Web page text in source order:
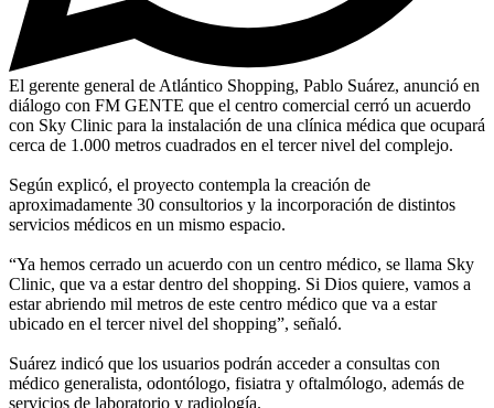
El gerente general de Atlántico Shopping, Pablo Suárez, anunció en
diálogo con FM GENTE que el centro comercial cerró un acuerdo
con Sky Clinic para la instalación de una clínica médica que ocupará
cerca de 1.000 metros cuadrados en el tercer nivel del complejo.
Según explicó, el proyecto contempla la creación de
aproximadamente 30 consultorios y la incorporación de distintos
servicios médicos en un mismo espacio.
“Ya hemos cerrado un acuerdo con un centro médico, se llama Sky
Clinic, que va a estar dentro del shopping. Si Dios quiere, vamos a
estar abriendo mil metros de este centro médico que va a estar
ubicado en el tercer nivel del shopping”, señaló.
Suárez indicó que los usuarios podrán acceder a consultas con
médico generalista, odontólogo, fisiatra y oftalmólogo, además de
servicios de laboratorio y radiología.